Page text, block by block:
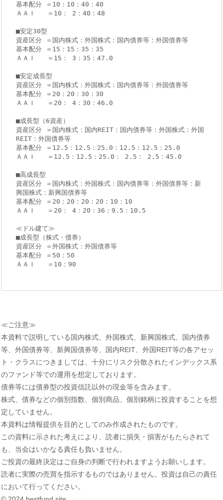
基本配分 ＝10：10：40：40
ＡＡＩ   ＝10： 2：40：48
■安定30型
資産区分 ＝国内株式：外国株式：国内債券等：外国債券等
基本配分 ＝15：15：35：35
ＡＡＩ   ＝15： 3：35：47.0
■安定成長型
資産区分 ＝国内株式：外国株式：国内債券等：外国債券等
基本配分 ＝20：20：30：30
ＡＡＩ   ＝20： 4：30：46.0
■成長型（6資産）
資産区分 ＝国内株式：国内REIT：国内債券等：外国株式：外国
REIT：外国債券等
基本配分 ＝12.5：12.5：25.0：12.5：12.5：25.0
ＡＡＩ   ＝12.5：12.5：25.0： 2.5： 2.5：45.0
■高成長型
資産区分 ＝国内株式：外国株式：国内債券等：外国債券等：新
興国株式：新興国債券等
基本配分 ＝20：20：20：20：10：10
ＡＡＩ   ＝20： 4：20：36：9.5：10.5
≪ドル建て≫
■成長型（株式・債券）
資産区分 ＝外国株式：外国債券等
基本配分 ＝50：50
ＡＡＩ   ＝10：90
≪ご注意≫
本資料で説明している国内株式、外国株式、新興国株式、国内債券
等、外国債券等、新興国債券等、国内REIT、外国REIT等の各アセッ
ト・クラスにつきましては、十分にリスク分散されたインデックス系
のファンド等での運用を想定しております。
債券等には債券型の投資信託以外の現金等を含みます。
株式、債券などの個別指数、個別商品、個別銘柄に投資することを想
定していません。
本資料は情報提供を目的としてのみ作成されたものです。
この資料に示された考えにより、読者に損失・損害がもたらされて
も、当会はいかなる責任も負いません。
ご投資の最終決定はご自身の判断で行われますようお願いします。
読者に実際の売買を指示するものではありません。投資は自己の責任
において行ってください。